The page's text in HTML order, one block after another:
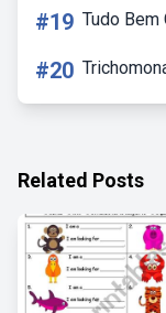
#19 Tudo Bem
#20
Related Posts